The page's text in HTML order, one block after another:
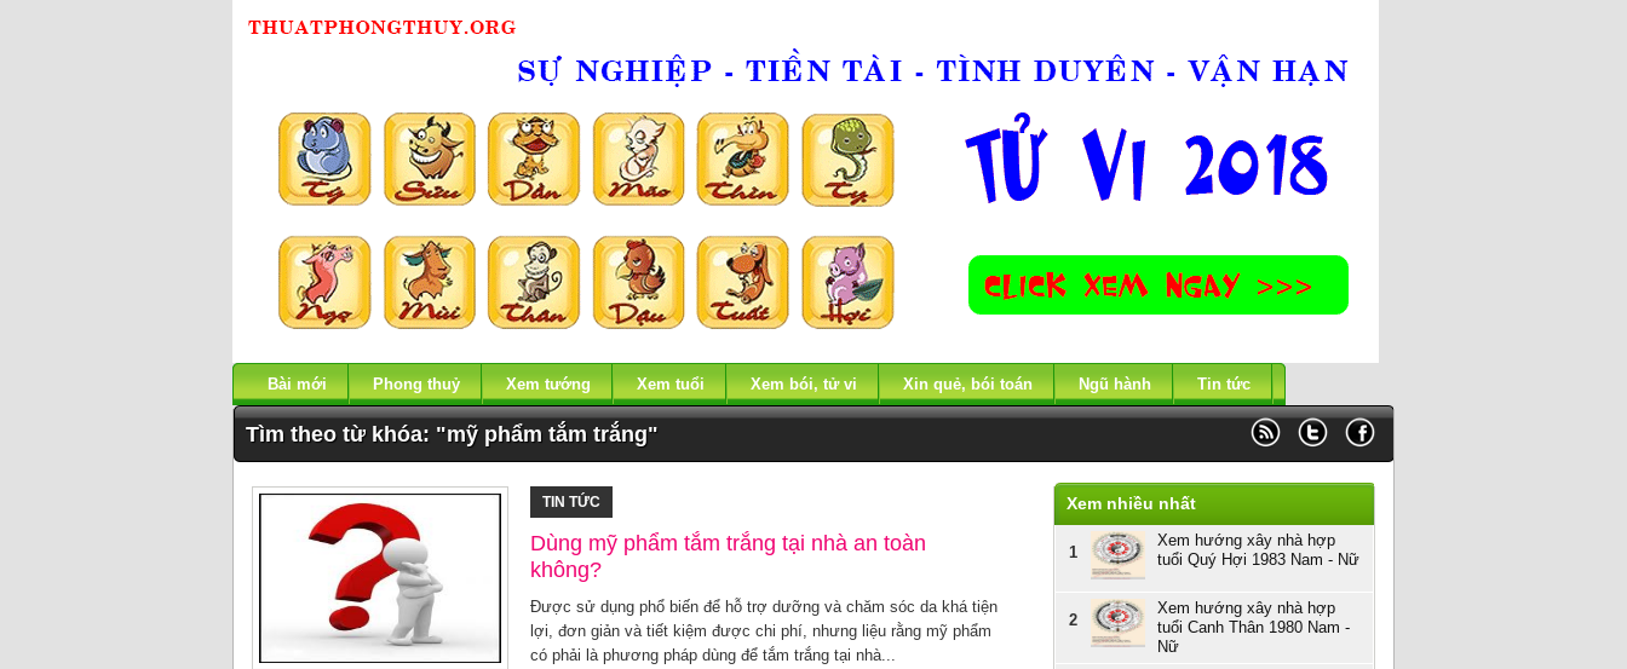
Bài mới Phong thuỷ Xem tướng Xem tuổi Xem bói, tử vi Xin quẻ, bói toán Ngũ hành Tin tức
Tìm theo từ khóa: "mỹ phẩm tắm trắng"
TIN TỨC
Dùng mỹ phẩm tắm trắng tại nhà an toàn
không?
Được sử dụng phổ biến để hỗ trợ dưỡng và chăm sóc da khá tiện
lợi, đơn giản và tiết kiệm được chi phí, nhưng liệu rằng mỹ phẩm
có phải là phương pháp dùng để tắm trắng tại nhà...
Xem nhiều nhất
1
Xem hướng xây nhà hợp
tuổi Quý Hợi 1983 Nam - Nữ
2
Xem hướng xây nhà hợp
tuổi Canh Thân 1980 Nam -
Nữ